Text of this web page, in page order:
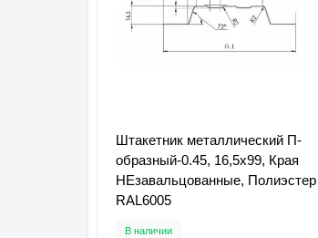
Штакетник металлический П-
образный-0.45, 16,5х99, Края
НЕзавальцованные, Полиэстер
RAL6005
В наличии